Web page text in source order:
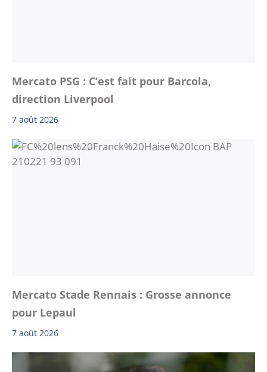
Mercato PSG : C’est fait pour Barcola,
direction Liverpool
7 août 2026
Mercato Stade Rennais : Grosse annonce
pour Lepaul
7 août 2026